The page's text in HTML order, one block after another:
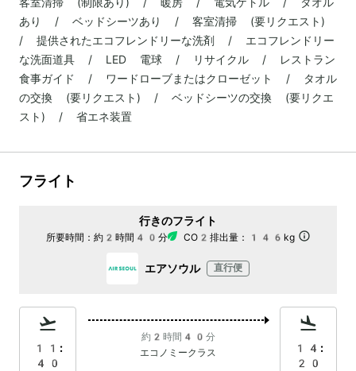
あり / ベッドシーツあり / 客室清掃 (要リクエスト)
/ 提供されたエコフレンドリーな洗剤 / エコフレンドリー
な洗面道具 / LED 電球 / リサイクル / レストラン
食事ガイド / ワードローブまたはクローゼット / タオル
の交換 (要リクエスト) / ベッドシーツの交換 (要リクエ
スト) / 省エネ装置
フライト
行きのフライト
所要時間： 約2時間40分 CO2排出量： 146kg
エアソウル 直行便
11:
40
約2時間40分
エコノミークラス
14:
20